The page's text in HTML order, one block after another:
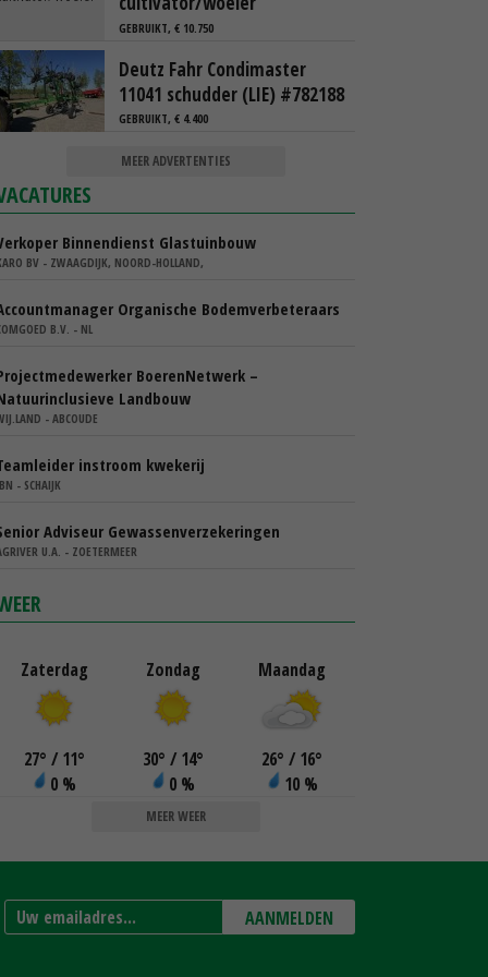
GEBRUIKT, € 10.750
Deutz Fahr Condimaster
11041 schudder (LIE) #782188
GEBRUIKT, € 4.400
MEER ADVERTENTIES
Binnendienst Glastuinbouw
BV - ZWAAGDIJK, NOORD-HOLLAND,
Organische Bodemverbeteraars
B.V. - NL
BoerenNetwerk –
Landbouw
- ABCOUDE
instroom kwekerij
- SCHAIJK
Adviseur Gewassenverzekeringen
U.A. - ZOETERMEER
Zaterdag
27° / 11°
0 %
Zondag
30° / 14°
0 %
Maandag
26° / 16°
10 %
MEER WEER
AANMELDEN